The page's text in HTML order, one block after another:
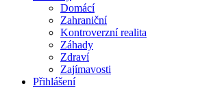
Domácí
Zahraniční
Kontroverzní realita
Záhady
Zdraví
Zajímavosti
Přihlášení